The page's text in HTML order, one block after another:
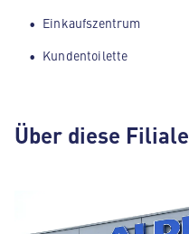
Einkaufszentrum
Kundentoilette
Über diese Filiale